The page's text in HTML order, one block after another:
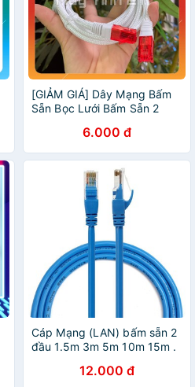
[GIẢM GIÁ] Dây Mạng Bấm
Sẵn Bọc Lưới Bấm Sẵn 2
6.000 đ
Cáp Mạng (LAN) bấm sẵn 2
đầu 1.5m 3m 5m 10m 15m .
12.000 đ